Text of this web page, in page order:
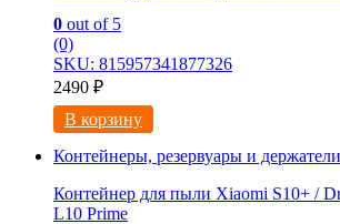
0 out of 5
(0)
SKU: 815957341877326
2490 ₽
В корзину
Контейнеры, резервуары и
Контейнер для пыли Xiaomi S10+ /
L10 Prime